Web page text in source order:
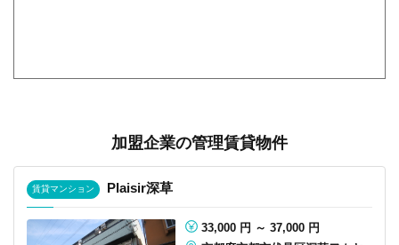
加盟企業の管理賃貸物件
賃貸マンション Plaisir深草
33,000 円 ～37,000 円